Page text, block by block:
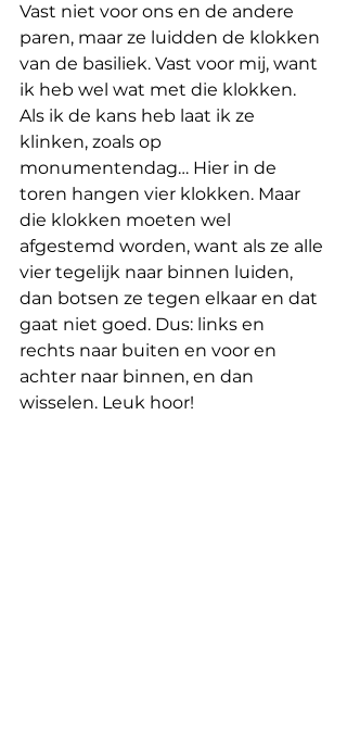
Vast niet voor ons en de andere
paren, maar ze luidden de klokken
van de basiliek. Vast voor mij, want
ik heb wel wat met die klokken.
Als ik de kans heb laat ik ze
klinken, zoals op
monumentendag… Hier in de
toren hangen vier klokken. Maar
die klokken moeten wel
afgestemd worden, want als ze alle
vier tegelijk naar binnen luiden,
dan botsen ze tegen elkaar en dat
gaat niet goed. Dus: links en
rechts naar buiten en voor en
achter naar binnen, en dan
wisselen. Leuk hoor!